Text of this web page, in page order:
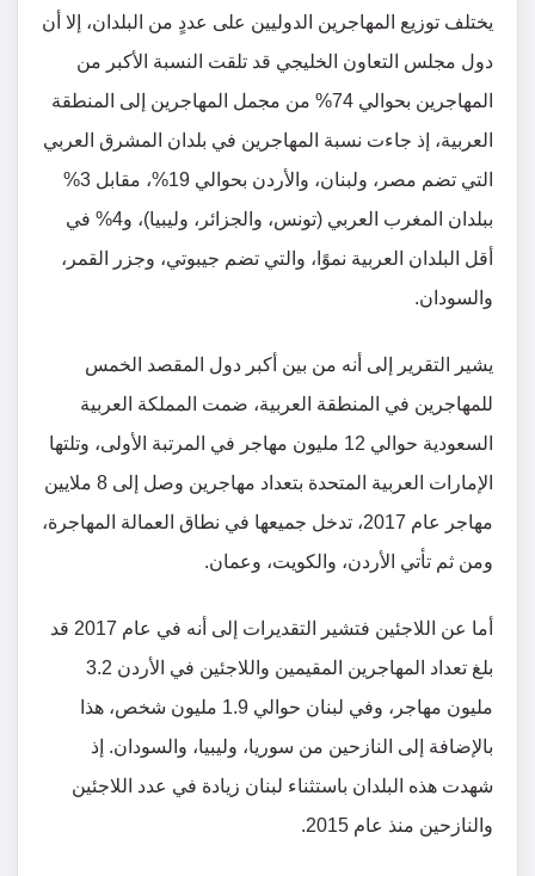
يختلف توزيع المهاجرين الدوليين على عددٍ من البلدان، إلا أن
دول مجلس التعاون الخليجي قد تلقت النسبة الأكبر من
المهاجرين بحوالي 74% من مجمل المهاجرين إلى المنطقة
العربية، إذ جاءت نسبة المهاجرين في بلدان المشرق العربي
التي تضم مصر، ولبنان، والأردن بحوالي 19%، مقابل 3%
ببلدان المغرب العربي (تونس، والجزائر، وليبيا)، و4% في
أقل البلدان العربية نموًا، والتي تضم جيبوتي، وجزر القمر،
والسودان.
يشير التقرير إلى أنه من بين أكبر دول المقصد الخمس
للمهاجرين في المنطقة العربية، ضمت المملكة العربية
السعودية حوالي 12 مليون مهاجر في المرتبة الأولى، وتلتها
الإمارات العربية المتحدة بتعداد مهاجرين وصل إلى 8 ملايين
مهاجر عام 2017، تدخل جميعها في نطاق العمالة المهاجرة،
ومن ثم تأتي الأردن، والكويت، وعمان.
أما عن اللاجئين فتشير التقديرات إلى أنه في عام 2017 قد
بلغ تعداد المهاجرين المقيمين واللاجئين في الأردن 3.2
مليون مهاجر، وفي لبنان حوالي 1.9 مليون شخص، هذا
بالإضافة إلى النازحين من سوريا، وليبيا، والسودان. إذ
شهدت هذه البلدان باستثناء لبنان زيادة في عدد اللاجئين
والنازحين منذ عام 2015.